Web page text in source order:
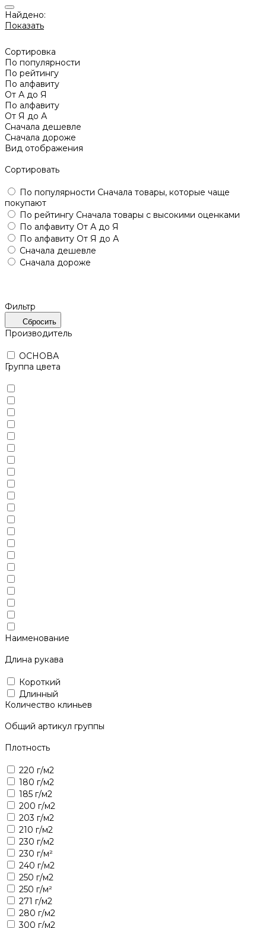
Найдено:
Показать
Сортировка
По популярности
По рейтингу
По алфавиту
От А до Я
По алфавиту
От Я до А
Сначала дешевле
Сначала дороже
Вид отображения
Сортировать
По популярности Сначала товары, которые чаще
покупают
По рейтингу Сначала товары с высокими оценками
По алфавиту От А до Я
По алфавиту От Я до А
Сначала дешевле
Сначала дороже
Фильтр
Сбросить
Производитель
ОСНОВА
Группа цвета
Наименование
Длина рукава
Короткий
Длинный
Количество клиньев
Общий артикул группы
Плотность
220 г/м2
180 г/м2
185 г/м2
200 г/м2
203 г/м2
210 г/м2
230 г/м2
230 г/м²
240 г/м2
250 г/м2
250 г/м²
271 г/м2
280 г/м2
300 г/м2